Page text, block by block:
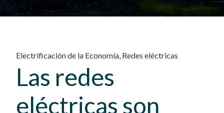
Electrificación de la Economía, Redes eléctricas
Las redes
eléctricas son